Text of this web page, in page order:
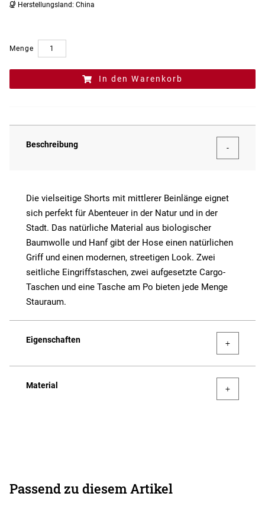
Herstellungsland: China
Menge
In den Warenkorb
Beschreibung
Die vielseitige Shorts mit mittlerer Beinlänge eignet
sich perfekt für Abenteuer in der Natur und in der
Stadt. Das natürliche Material aus biologischer
Baumwolle und Hanf gibt der Hose einen natürlichen
Griff und einen modernen, streetigen Look. Zwei
seitliche Eingriffstaschen, zwei aufgesetzte Cargo-
Taschen und eine Tasche am Po bieten jede Menge
Stauraum.
Eigenschaften
Material
Passend zu diesem Artikel